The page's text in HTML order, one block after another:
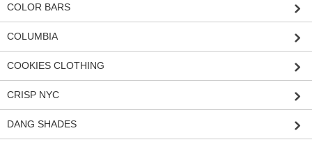
COLOR BARS
COLUMBIA
COOKIES CLOTHING
CRISP NYC
DANG SHADES